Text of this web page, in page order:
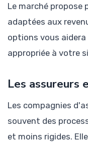
Le marché propose
adaptées aux
options vous
appropriée à votre
Les assureurs
Les compagnies
souvent des
et moins rigides.